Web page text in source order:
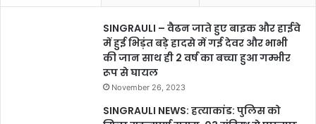
SINGRAULI – वैढन जाते हुए बाइक और हाईवे
में हुई भिड़ंत बड़े हादसे में गई देवर और भाभी
की जान साथ ही 2 वर्ष का बच्चा हुआ गम्भीर
रूप से घायल
November 26, 2023
SINGRAULI NEWS: हत्याकांड: पुलिस को